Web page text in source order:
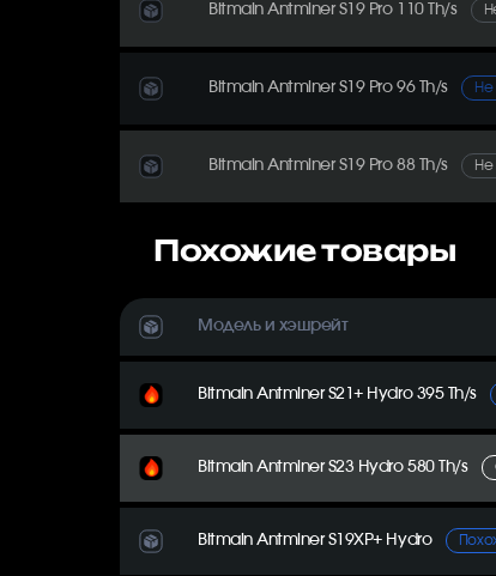
Bitmain Antminer S19 Pro 110 Th/s
Bitmain Antminer S19 Pro 96 Th/s Не
Bitmain Antminer S19 Pro 88 Th/s Не
Похожие товары
Модель и хэшрейт
Bitmain Antminer S21+ Hydro 395 Th/s
Bitmain Antminer S23 Hydro 580 Th/s
Bitmain Antminer S19XP+ Hydro